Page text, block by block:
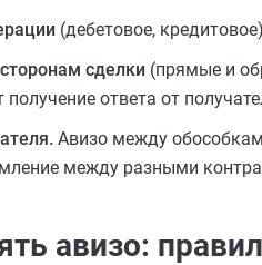
(дебетовое,
сделки (прямые и
ответа от
Авизо между
между разными
авизо: